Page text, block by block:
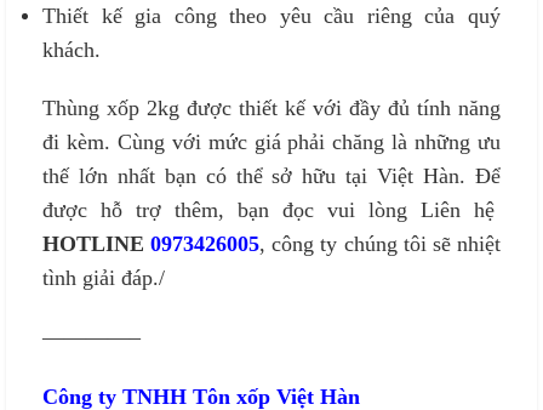
Thiết kế gia công theo yêu cầu riêng của quý
khách.
Thùng xốp 2kg được thiết kế với đầy đủ tính năng
đi kèm. Cùng với mức giá phải chăng là những ưu
thế lớn nhất bạn có thể sở hữu tại Việt Hàn. Để
được hỗ trợ thêm, bạn đọc vui lòng Liên hệ
HOTLINE0973426005, công ty chúng tôi sẽ nhiệt
tình giải đáp./
————–
Công ty TNHH Tôn xốp Việt Hàn